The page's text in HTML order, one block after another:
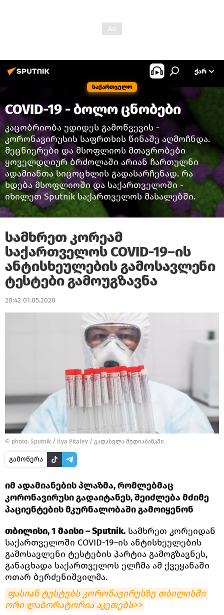
საქართველო
ᲥᲐᲠ
COVID-19 - ბოლო ცნობები
კაცობრიობა უდიდეს გამოწვევის -
კორონავირუსის საფრთხის წინაშე აღმოჩნდა.
მეცნიერები და მსოფლიოს მთავრობები
ყოველდღიურ ბრძოლაში არიან ჩართულნი
ადამიანთა სიცოცხლის გადასარჩენად. რა
ხდება მსოფლიოში და საქართველოში -
იხილეთ Sputnik საქართველოს მასალებში.
სამხრეთ კორეამ
საქართველოს COVID-19–ის
ანტისხეულების გამოსავლენი
ტესტები გამოუგზავნა
20:42 01.05.2020
© photo: Sputnik / Ilya Pitalev / გადასვლა მედიაბანკში
გამოწერა
იმ ადამიანების პლაზმა, რომლებმაც
კორონავირუსი გადაიტანეს, შეიძლება მძიმე
პაციენტების მკურნალობაში გამოიყენონ
თბილისი, 1 მაისი – Sputnik. სამხრეთ კორეიდან
საქართველოში COVID-19–ის ანტისხეულების
გამოსავლენი ტესტების პარტია გამოგზავნეს,
განაცხადა საქართველოს ელჩმა ამ ქვეყანაში
ოთარ ბერძენიშვილმა.
ფასიან ტესტებს კორონავირუსზე თბილისში
ორი ლაბორატორია აკეთებს>>